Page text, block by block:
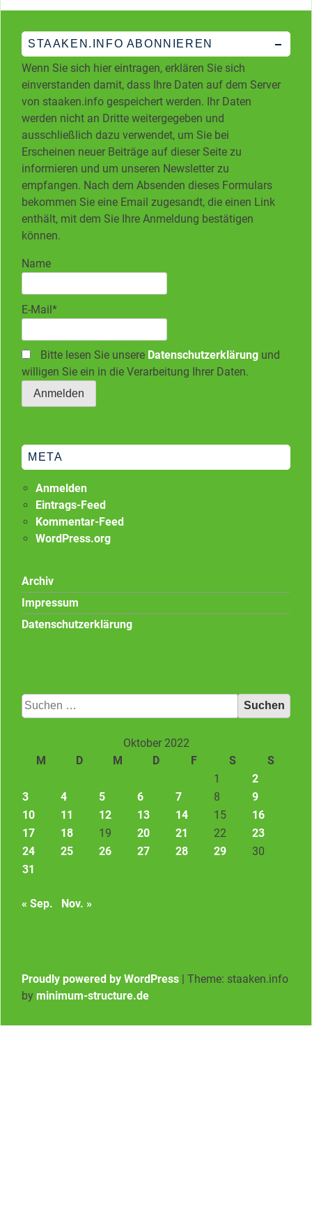
STAAKEN.INFO ABONNIEREN
Wenn Sie sich hier eintragen, erklären Sie sich
einverstanden damit, dass Ihre Daten auf dem Server
von staaken.info gespeichert werden. Ihr Daten
werden nicht an Dritte weitergegeben und
ausschließlich dazu verwendet, um Sie bei
Erscheinen neuer Beiträge auf dieser Seite zu
informieren und um unseren Newsletter zu
empfangen. Nach dem Absenden dieses Formulars
bekommen Sie eine Email zugesandt, die einen Link
enthält, mit dem Sie Ihre Anmeldung bestätigen
können.
Name
E-Mail*
Bitte lesen Sie unsere Datenschutzerklärung und
willigen Sie ein in die Verarbeitung Ihrer Daten.
META
Anmelden
Eintrags-Feed
Kommentar-Feed
WordPress.org
Archiv
Impressum
Datenschutzerklärung
Suchen
nach:
Oktober 2022
M
D M D F S
S
1
2
3
4 5 6 7 8
9
10
11 12 13 14 15
16
17
18 19 20 21 22
23
24
25 26 27 28 29
30
31
« Sep. Nov. »
Proudly powered by WordPress | Theme: staaken.info
by minimum-structure.de